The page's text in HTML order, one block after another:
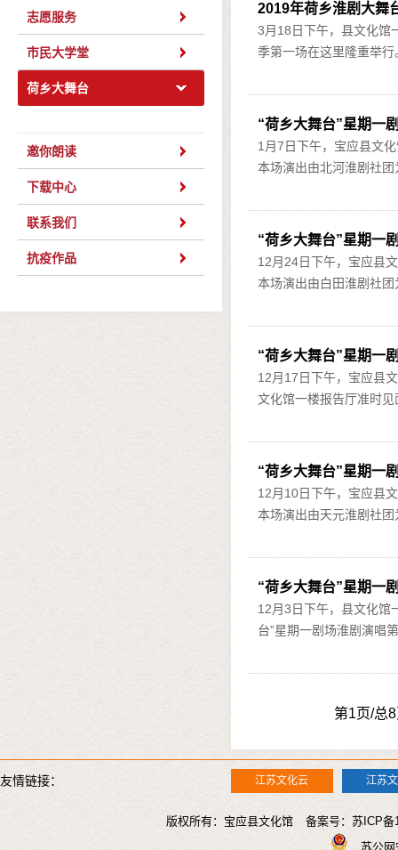
志愿服务
市民大学堂
荷乡大舞台
邀你朗读
下载中心
联系我们
抗疫作品
2019年荷乡淮剧大舞
3月18日下午，县文化馆
季第一场在这里隆重举
“荷乡大舞台”星期一
1月7日下午，宝应县文
本场演出由北河淮剧社
“荷乡大舞台”星期一
12月24日下午，宝应县
本场演出由白田淮剧社
“荷乡大舞台”星期一
12月17日下午，宝应县
文化馆一楼报告厅准时
“荷乡大舞台”星期一
12月10日下午，宝应县
本场演出由天元淮剧社
“荷乡大舞台”星期一
12月3日下午，县文化馆
台”星期一剧场淮剧演唱
第1页/
友情链接： 江苏
江苏文化云
版权所有：宝应县文化馆 备案号： 苏ICP备
苏公网